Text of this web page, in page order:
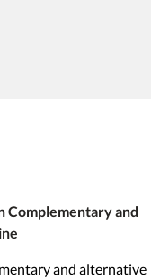
Complementary and
and alternative